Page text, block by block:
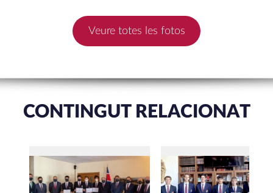
Veure totes les fotos
CONTINGUT RELACIONAT